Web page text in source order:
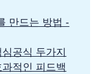
만드는 방법 -
공식 두가지
적인 피드백